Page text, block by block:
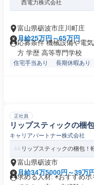
西電力株式会社
富山県砺波市庄川町庄
月給25万円～65万円
応募条件 機械設備や電
方 学歴 高等専門学校
住宅手当あり 長期休暇あり
正社員
リップスティックの梱包
キャリアパートナー株式会社
リップスティックの梱包！
富山県砺波市
月給34万5000円～39万円
求める人材: ◉おすすめ